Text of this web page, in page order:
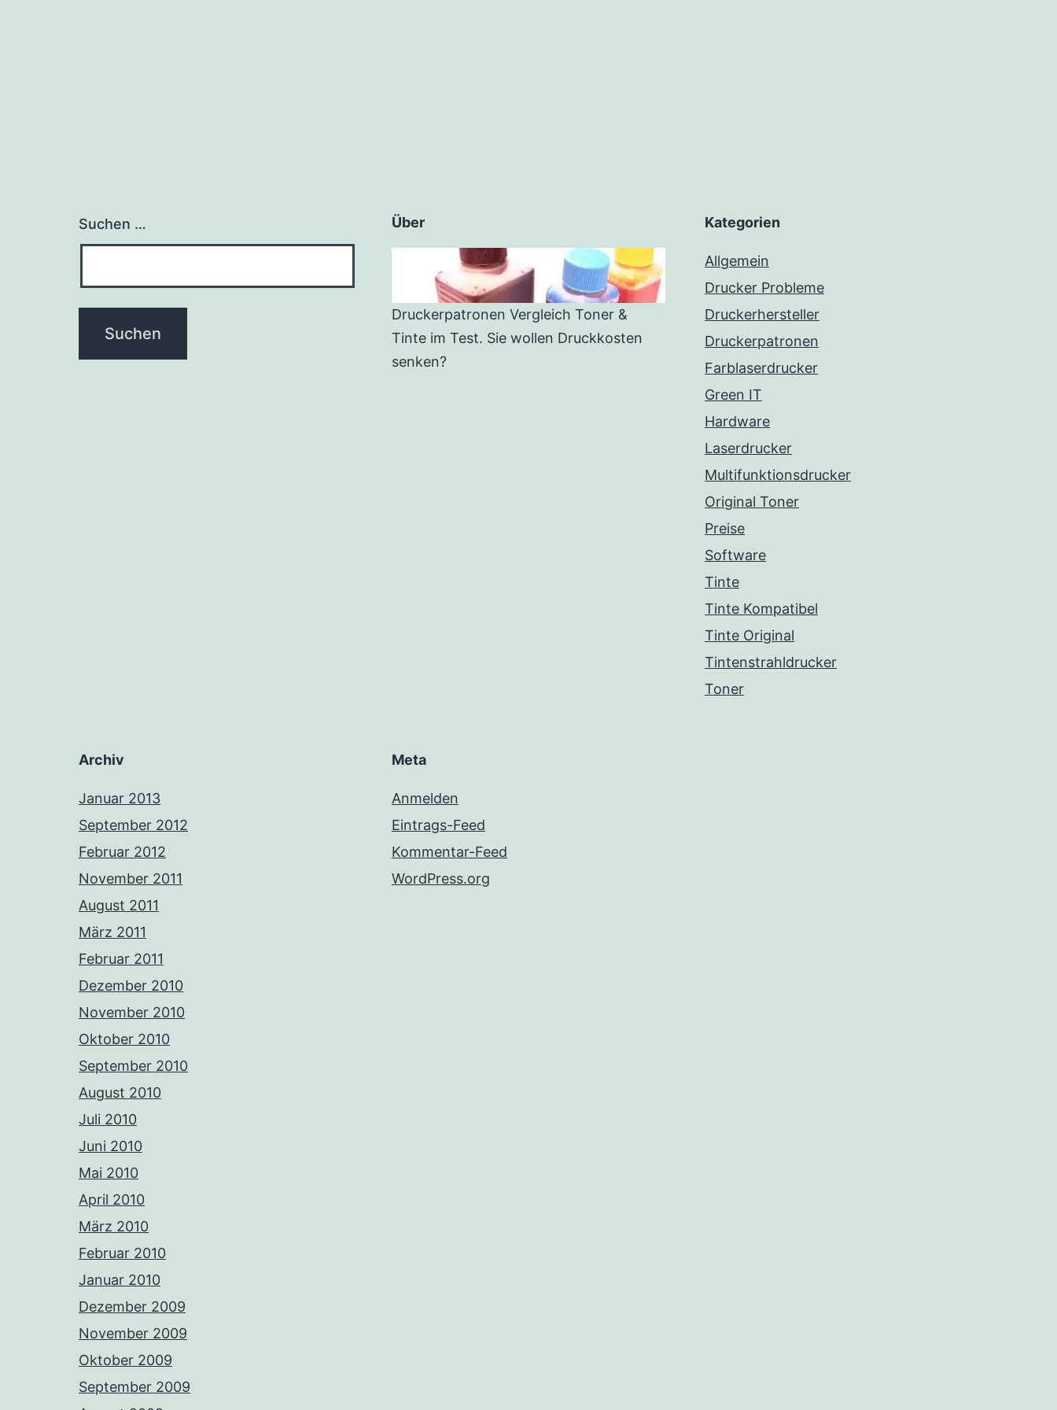
Suchen … Über
Druckerpatronen Vergleich Toner &
Tinte im Test. Sie wollen Druckkosten
senken?
Kategorien
Allgemein
Drucker Probleme
Druckerhersteller
Druckerpatronen
Farblaserdrucker
Green IT
Hardware
Laserdrucker
Multifunktionsdrucker
Original Toner
Preise
Software
Tinte
Tinte Kompatibel
Tinte Original
Tintenstrahldrucker
Toner
Archiv
Januar 2013
September 2012
Februar 2012
November 2011
August 2011
März 2011
Februar 2011
Dezember 2010
November 2010
Oktober 2010
September 2010
August 2010
Juli 2010
Juni 2010
Mai 2010
April 2010
März 2010
Februar 2010
Januar 2010
Dezember 2009
November 2009
Oktober 2009
September 2009
Meta
Anmelden
Eintrags-Feed
Kommentar-Feed
WordPress.org